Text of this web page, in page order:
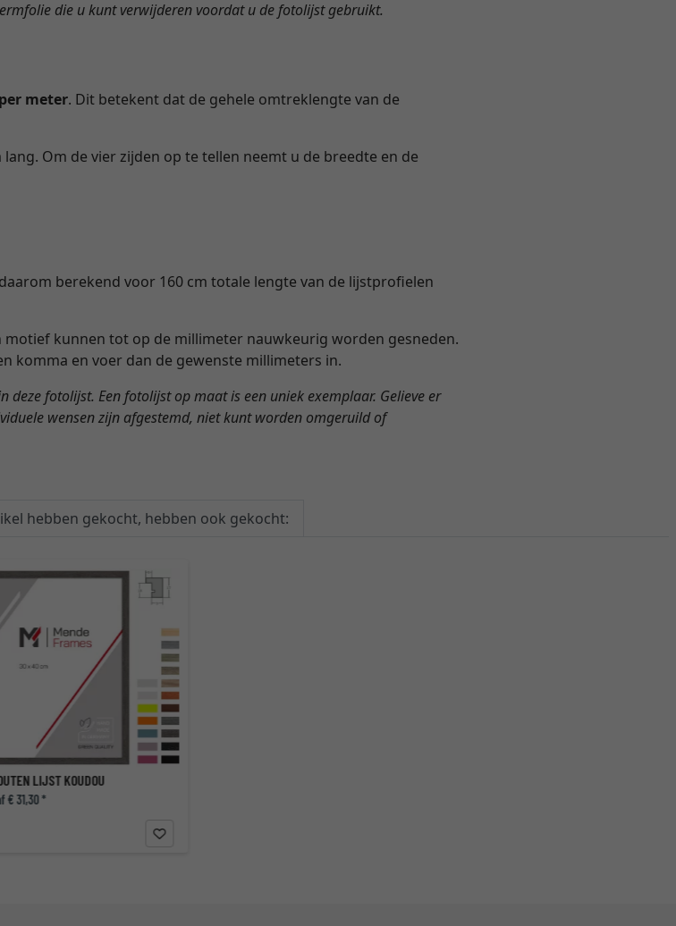
die u kunt verwijderen voordat u de fotolijst gebruikt.
meter. Dit betekent dat de gehele omtreklengte van de
Om de vier zijden op te tellen neemt u de breedte en de
berekend voor 160 cm totale lengte van de lijstprofielen
kunnen tot op de millimeter nauwkeurig worden gesneden.
komma en voer dan de gewenste millimeters in.
deze fotolijst. Een fotolijst op maat is een uniek exemplaar. Gelieve er
wensen zijn afgestemd, niet kunt worden omgeruild of
hebben gekocht, hebben ook gekocht:
LIJST KOUDOU
€ 31,30 *